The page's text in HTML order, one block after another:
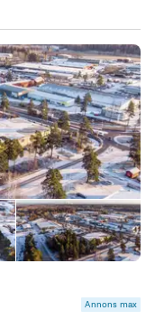
Annons max